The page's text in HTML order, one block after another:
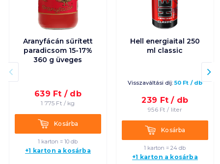
Aranyfácán sűrített
paradicsom 15-17%
360 g üveges
639 Ft / db
1 775 Ft / kg
KosárbaKosárba
1 karton = 10 db
+1 karton a kosárba
Hell energiaital 250
ml classic
Visszaváltási díj: 50Ft / db
239 Ft / db
956Ft / liter
KosárbaKosárba
1 karton = 24 db
+1 karton a kosárba